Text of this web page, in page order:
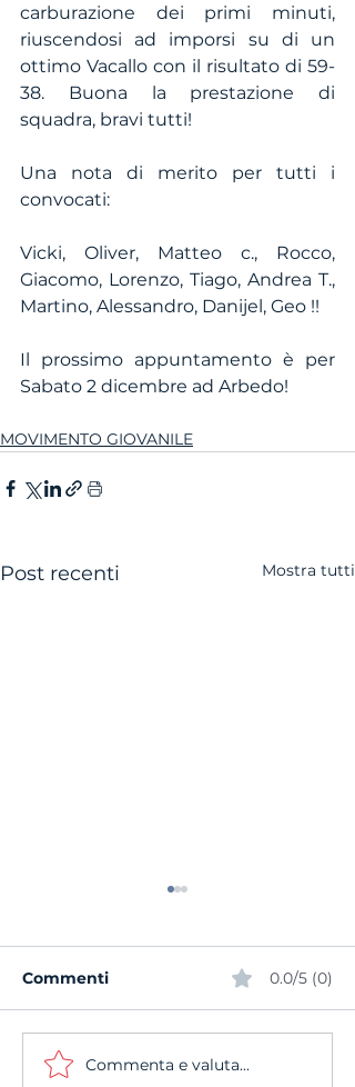
carburazione dei primi minuti,
riuscendosi ad imporsi su di un
ottimo Vacallo con il risultato di 59-
38. Buona la prestazione di
squadra, bravi tutti!
Una nota di merito per tutti i
convocati:
Vicki, Oliver, Matteo c., Rocco,
Giacomo, Lorenzo, Tiago, Andrea T.,
Martino, Alessandro, Danijel, Geo !!
Il prossimo appuntamento è per
Sabato 2 dicembre ad Arbedo!
MOVIMENTO GIOVANILE
Post recenti Mostra tutti
Stagione 26/27 —
Commenti 0.0/5 (0)
Commenta e valuta...